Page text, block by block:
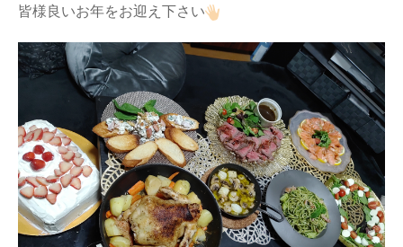
皆様良いお年をお迎え下さい